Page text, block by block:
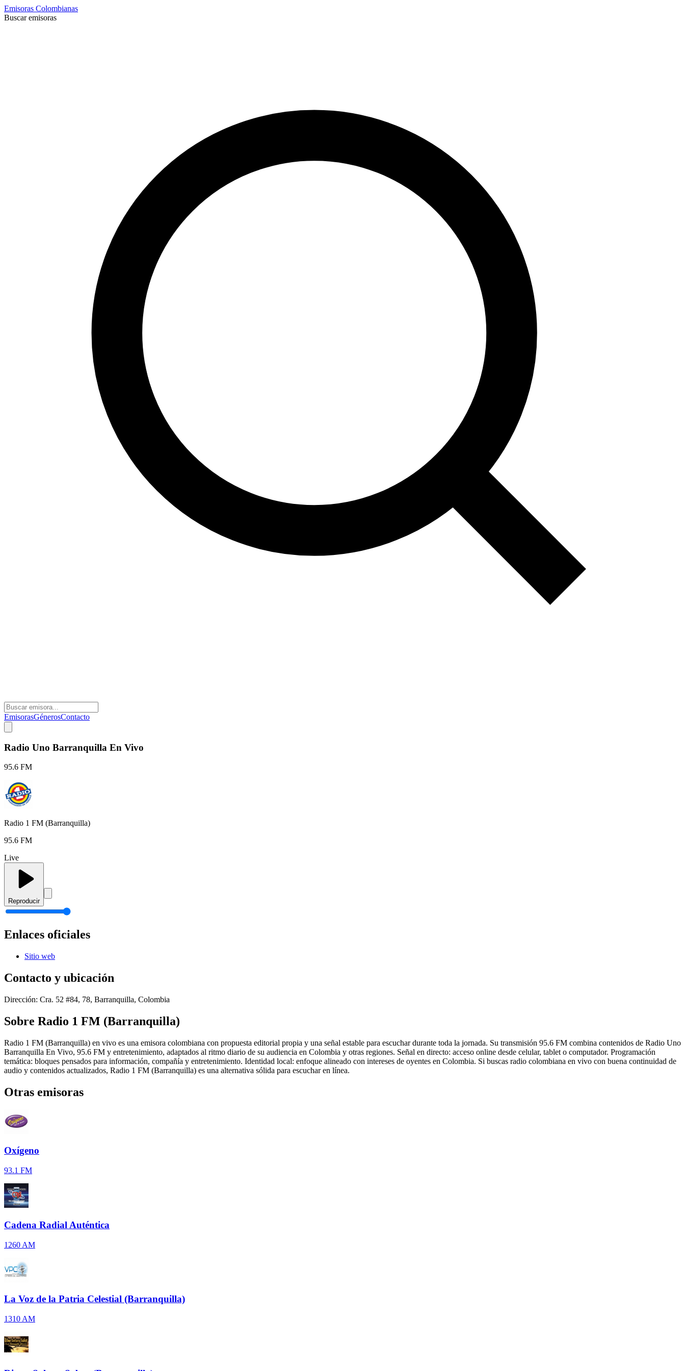
Emisoras Colombianas
Buscar emisoras
EmisorasGénerosContacto
Radio Uno Barranquilla En Vivo
95.6 FM
Radio 1 FM (Barranquilla)
95.6 FM
Live
Reproducir
Enlaces oficiales
Sitio web
Contacto y ubicación
Dirección: Cra. 52 #84, 78, Barranquilla, Colombia
Sobre Radio 1 FM (Barranquilla)
Radio 1 FM (Barranquilla) en vivo es una emisora colombiana con propuesta editorial propia y una señal estable para escuchar durante toda la jornada. Su transmisión 95.6 FM combina contenidos de Radio Uno
Barranquilla En Vivo, 95.6 FM y entretenimiento, adaptados al ritmo diario de su audiencia en Colombia y otras regiones. Señal en directo: acceso online desde celular, tablet o computador. Programación
temática: bloques pensados para información, compañía y entretenimiento. Identidad local: enfoque alineado con intereses de oyentes en Colombia. Si buscas radio colombiana en vivo con buena continuidad de
audio y contenidos actualizados, Radio 1 FM (Barranquilla) es una alternativa sólida para escuchar en línea.
Otras emisoras
Oxígeno
93.1 FM
Cadena Radial Auténtica
1260 AM
La Voz de la Patria Celestial (Barranquilla)
1310 AM